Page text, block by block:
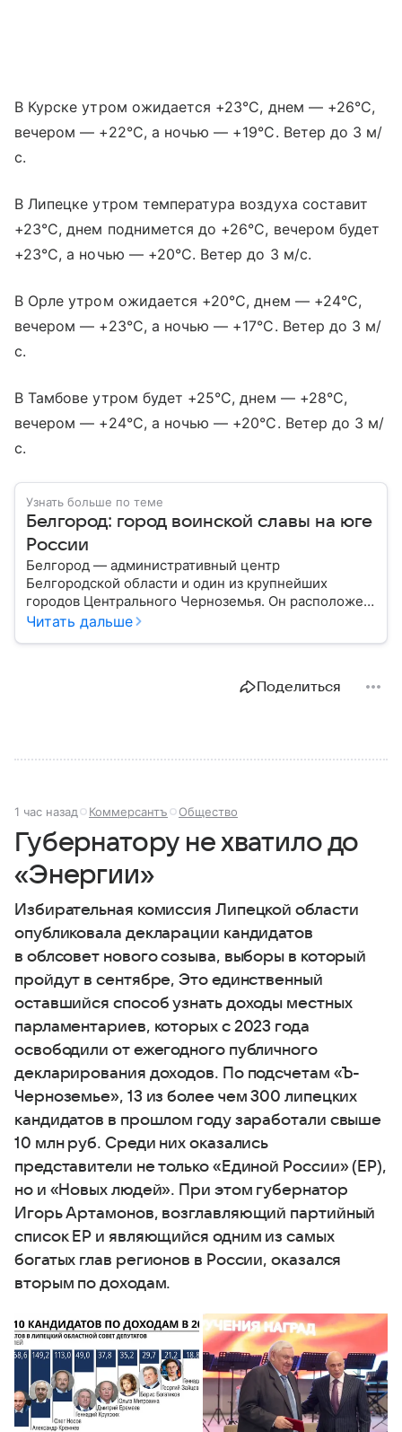
В Курске утром ожидается +23°C, днем — +26°C,
вечером — +22°C, а ночью — +19°C. Ветер до 3 м/
с.
В Липецке утром температура воздуха составит
+23°C, днем поднимется до +26°C, вечером будет
+23°C, а ночью — +20°C. Ветер до 3 м/с.
В Орле утром ожидается +20°C, днем — +24°C,
вечером — +23°C, а ночью — +17°C. Ветер до 3 м/
с.
В Тамбове утром будет +25°C, днем — +28°C,
вечером — +24°C, а ночью — +20°C. Ветер до 3 м/
с.
Узнать больше по теме
Белгород: город воинской славы на юге
России
Белгород — административный центр
Белгородской области и один из крупнейших
городов Центрального Черноземья. Он расположен
недалеко от российско-украинской границы и
становился ареной крупных военных событий, а
Читать дальше
Поделиться
1 час назад Коммерсантъ Общество
Губернатору не хватило до
«Энергии»
Избирательная комиссия Липецкой области
опубликовала декларации кандидатов
в облсовет нового созыва, выборы в который
пройдут в сентябре, Это единственный
оставшийся способ узнать доходы местных
парламентариев, которых с 2023 года
освободили от ежегодного публичного
декларирования доходов. По подсчетам «Ъ-
Черноземье», 13 из более чем 300 липецких
кандидатов в прошлом году заработали свыше
10 млн руб. Среди них оказались
представители не только «Единой России» (ЕР),
но и «Новых людей». При этом губернатор
Игорь Артамонов, возглавляющий партийный
список ЕР и являющийся одним из самых
богатых глав регионов в России, оказался
вторым по доходам.